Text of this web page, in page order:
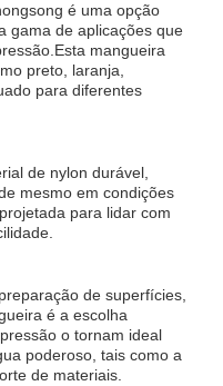
é uma opção
gama de aplicações que
mangueira
preto, laranja,
para diferentes
de nylon durável,
mesmo em condições
para lidar com
de superfícies,
é a escolha
o tornam ideal
poderoso, tais como a
de materiais.